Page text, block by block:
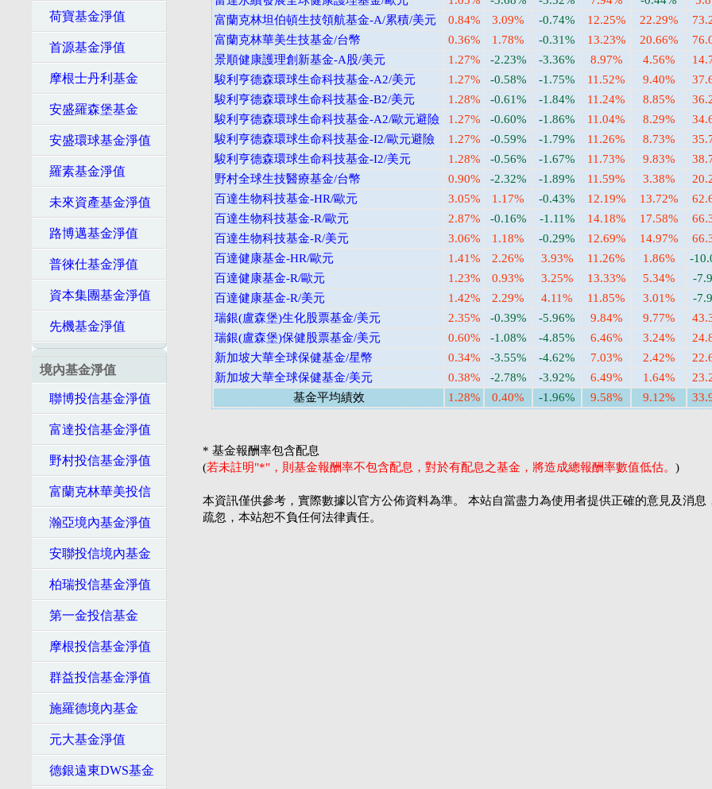
荷寶基金淨值
首源基金淨值
摩根士丹利基金
安盛羅森堡基金
安盛環球基金淨值
羅素基金淨值
未來資產基金淨值
路博邁基金淨值
普徠仕基金淨值
資本集團基金淨值
先機基金淨值
境內基金淨值
聯博投信基金淨值
富達投信基金淨值
野村投信基金淨值
富蘭克林華美投信
瀚亞境內基金淨值
安聯投信境內基金
柏瑞投信基金淨值
第一金投信基金
摩根投信基金淨值
群益投信基金淨值
施羅德境內基金
元大基金淨值
德銀遠東DWS基金
富蘭克林坦伯頓生技領航基金-A/累積/美元
0.84% 3.09% -0.74% 12.25% 22.29%
富蘭克林華美生技基金/台幣
0.36% 1.78% -0.31% 13.23% 20.66%
景順健康護理創新基金-A股/美元
1.27% -2.23% -3.36% 8.97% 4.56%
駿利亨德森環球生命科技基金-A2/美元
1.27% -0.58% -1.75% 11.52% 9.40%
駿利亨德森環球生命科技基金-B2/美元
1.28% -0.61% -1.84% 11.24% 8.85%
駿利亨德森環球生命科技基金-A2/歐元避險
1.27% -0.60% -1.86% 11.04% 8.29%
駿利亨德森環球生命科技基金-I2/歐元避險
1.27% -0.59% -1.79% 11.26% 8.73%
駿利亨德森環球生命科技基金-I2/美元
1.28% -0.56% -1.67% 11.73% 9.83%
野村全球生技醫療基金/台幣
0.90% -2.32% -1.89% 11.59% 3.38%
百達生物科技基金-HR/歐元
3.05% 1.17% -0.43% 12.19% 13.72%
百達生物科技基金-R/歐元
2.87% -0.16% -1.11% 14.18% 17.58%
百達生物科技基金-R/美元
3.06% 1.18% -0.29% 12.69% 14.97%
百達健康基金-HR/歐元
1.41% 2.26% 3.93% 11.26% 1.86%
-
百達健康基金-R/歐元
1.23% 0.93% 3.25% 13.33% 5.34%
-
百達健康基金-R/美元
1.42% 2.29% 4.11% 11.85% 3.01%
-
瑞銀(盧森堡)生化股票基金/美元
2.35% -0.39% -5.96% 9.84% 9.77%
瑞銀(盧森堡)保健股票基金/美元
0.60% -1.08% -4.85% 6.46% 3.24%
新加坡大華全球保健基金/星幣
0.34% -3.55% -4.62% 7.03% 2.42%
新加坡大華全球保健基金/美元
0.38% -2.78% -3.92% 6.49% 1.64%
基金平均績效
1.28% 0.40% -1.96% 9.58% 9.12%
* 基金報酬率包含配息
(若未註明"*"，則基金報酬率不包含配息，對於有配息之基金，將造成總報酬率數值低估。 )
本資訊僅供參考，實際數據以官方公佈資料為準。 本站自當盡力為使用者提供正確的意見及消息
疏忽，本站恕不負任何法律責任。